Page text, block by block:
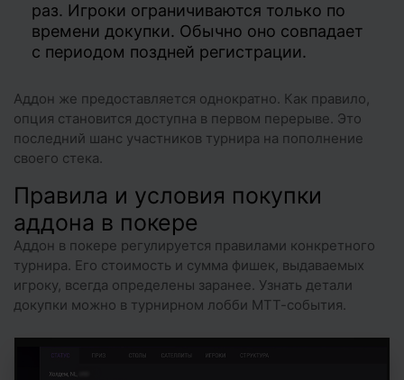
раз. Игроки ограничиваются только по
времени докупки. Обычно оно совпадает
с периодом поздней регистрации.
Аддон же предоставляется однократно. Как правило,
опция становится доступна в первом перерыве. Это
последний шанс участников турнира на пополнение
своего стека.
Правила и условия покупки
аддона в покере
Аддон в покере регулируется правилами конкретного
турнира. Его стоимость и сумма фишек, выдаваемых
игроку, всегда определены заранее. Узнать детали
докупки можно в турнирном лобби МТТ-события.